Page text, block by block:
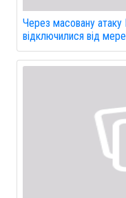
Через масовану
відключилися від